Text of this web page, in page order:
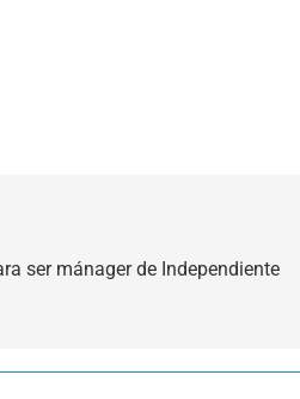
ser mánager de Independiente